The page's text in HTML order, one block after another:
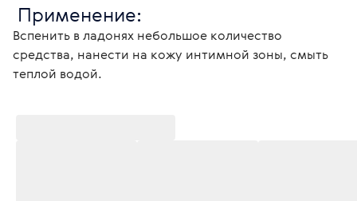
Применение:
Вспенить в ладонях небольшое количество
средства, нанести на кожу интимной зоны, смыть
теплой водой.